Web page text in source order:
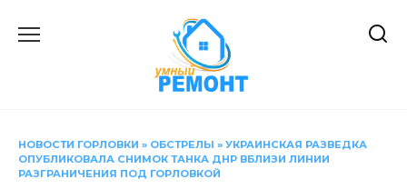
НОВОСТИ ГОРЛОВКИ » ОБСТРЕЛЫ » УКРАИНСКАЯ РАЗВЕДКА
ОПУБЛИКОВАЛА СНИМОК ТАНКА ДНР ВБЛИЗИ ЛИНИИ
РАЗГРАНИЧЕНИЯ ПОД ГОРЛОВКОЙ